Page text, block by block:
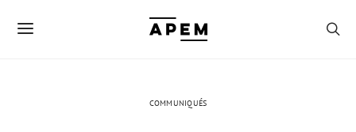
COMMUNIQUÉS